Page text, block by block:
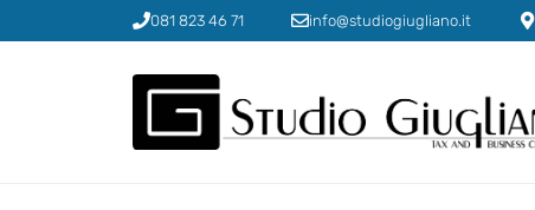
081 823 46 71 info@studiogiugliano.it